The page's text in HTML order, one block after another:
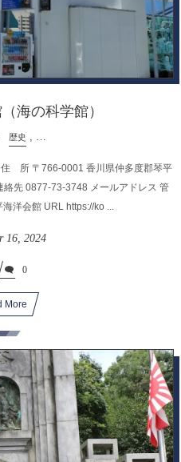
海の科学館）
歴史
所 〒766-0001 香川県仲多度郡琴平
先 0877-73-3748 メールアドレス 管
洋会館 URL https://ko ...
16 2024
0
More